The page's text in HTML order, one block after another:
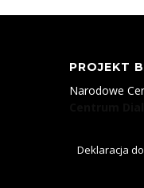
PROJEKT
Narodowe
Deklaracja